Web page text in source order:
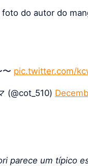
do autor do
〜 pic.twitter.com/
(@cot_510)
parece um típico